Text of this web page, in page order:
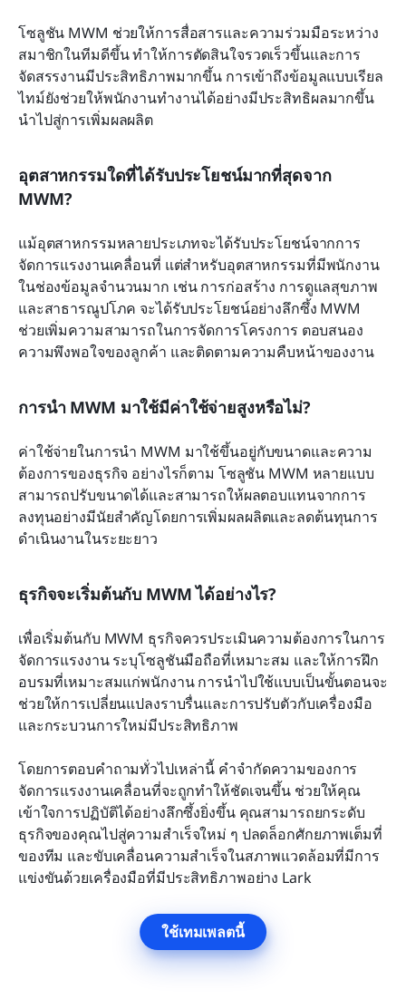
โซลูชัน MWM ช่วยให้การสื่อสารและความร่วมมือระหว่าง
สมาชิกในทีมดีขึ้น ทำให้การตัดสินใจรวดเร็วขึ้นและการ
จัดสรรงานมีประสิทธิภาพมากขึ้น การเข้าถึงข้อมูลแบบเรียล
ไทม์ยังช่วยให้พนักงานทำงานได้อย่างมีประสิทธิผลมากขึ้น
นำไปสู่การเพิ่มผลผลิต
อุตสาหกรรมใดที่ได้รับประโยชน์มากที่สุดจาก
MWM?
แม้อุตสาหกรรมหลายประเภทจะได้รับประโยชน์จากการ
จัดการแรงงานเคลื่อนที่ แต่สำหรับอุตสาหกรรมที่มีพนักงาน
ในช่องข้อมูลจำนวนมาก เช่น การก่อสร้าง การดูแลสุขภาพ
และสาธารณูปโภค จะได้รับประโยชน์อย่างลึกซึ้ง MWM
ช่วยเพิ่มความสามารถในการจัดการโครงการ ตอบสนอง
ความพึงพอใจของลูกค้า และติดตามความคืบหน้าของงาน
การนำ MWM มาใช้มีค่าใช้จ่ายสูงหรือไม่?
ค่าใช้จ่ายในการนำ MWM มาใช้ขึ้นอยู่กับขนาดและความ
ต้องการของธุรกิจ อย่างไรก็ตาม โซลูชัน MWM หลายแบบ
สามารถปรับขนาดได้และสามารถให้ผลตอบแทนจากการ
ลงทุนอย่างมีนัยสำคัญโดยการเพิ่มผลผลิตและลดต้นทุนการ
ดำเนินงานในระยะยาว
ธุรกิจจะเริ่มต้นกับ MWM ได้อย่างไร?
เพื่อเริ่มต้นกับ MWM ธุรกิจควรประเมินความต้องการในการ
จัดการแรงงาน ระบุโซลูชันมือถือที่เหมาะสม และให้การฝึก
อบรมที่เหมาะสมแก่พนักงาน การนำไปใช้แบบเป็นขั้นตอนจะ
ช่วยให้การเปลี่ยนแปลงราบรื่นและการปรับตัวกับเครื่องมือ
และกระบวนการใหม่มีประสิทธิภาพ
โดยการตอบคำถามทั่วไปเหล่านี้ คำจำกัดความของการ
จัดการแรงงานเคลื่อนที่จะถูกทำให้ชัดเจนขึ้น ช่วยให้คุณ
เข้าใจการปฏิบัติได้อย่างลึกซึ้งยิ่งขึ้น คุณสามารถยกระดับ
ธุรกิจของคุณไปสู่ความสำเร็จใหม่ ๆ ปลดล็อกศักยภาพเต็มที่
ของทีม และขับเคลื่อนความสำเร็จในสภาพแวดล้อมที่มีการ
แข่งขันด้วยเครื่องมือที่มีประสิทธิภาพอย่าง Lark
ใช้เทมเพลตนี้